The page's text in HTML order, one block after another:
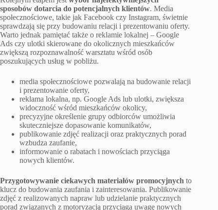
sposobów dotarcia do potencjalnych klientów. Media
społecznościowe, takie jak Facebook czy Instagram, świetnie
sprawdzają się przy budowaniu relacji i prezentowaniu oferty.
Warto jednak pamiętać także o reklamie lokalnej – Google
Ads czy ulotki skierowane do okolicznych mieszkańców
zwiększą rozpoznawalność warsztatu wśród osób
poszukujących usług w pobliżu.
media społecznościowe pozwalają na budowanie relacji
i prezentowanie oferty,
reklama lokalna, np. Google Ads lub ulotki, zwiększa
widoczność wśród mieszkańców okolicy,
precyzyjne określenie grupy odbiorców umożliwia
skuteczniejsze dopasowanie komunikatów,
publikowanie zdjęć realizacji oraz praktycznych porad
wzbudza zaufanie,
informowanie o rabatach i nowościach przyciąga
nowych klientów.
Przygotowywanie ciekawych materiałów promocyjnych to
klucz do budowania zaufania i zainteresowania. Publikowanie
zdjęć z realizowanych napraw lub udzielanie praktycznych
porad związanych z motoryzacją przyciąga uwagę nowych